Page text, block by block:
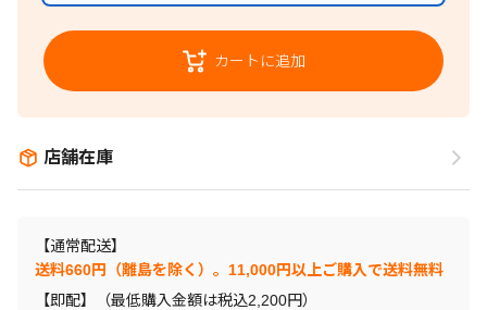
カートに追加
店舗在庫
【通常配送】
送料660円（離島を除く）。11,000円以上ご購入で送料無料
【即配】（最低購入金額は税込2,200円）